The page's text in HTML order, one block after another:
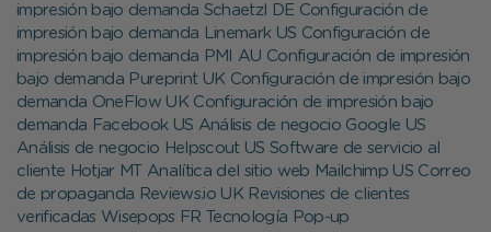
impresión bajo demanda Schaetzl DE Configuración de
impresión bajo demanda Linemark US Configuración de
impresión bajo demanda PMI AU Configuración de impresión
bajo demanda Pureprint UK Configuración de impresión bajo
demanda OneFlow UK Configuración de impresión bajo
demanda Facebook US Análisis de negocio Google US
Análisis de negocio Helpscout US Software de servicio al
cliente Hotjar MT Analítica del sitio web Mailchimp US Correo
de propaganda Reviews.io UK Revisiones de clientes
verificadas Wisepops FR Tecnología Pop-up